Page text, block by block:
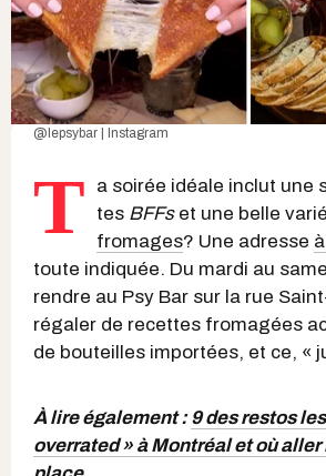
@lepsybar | Instagram
T
a soirée idéale inclut une
tes BFFset une belle
fromages? Une adresse
toute indiquée. Du mardi au
rendre au Psy Bar sur la rue
régaler de recettes fromagées
de bouteilles importées, et ce, «
À lire également :9 des restos
overrated » à Montréal et où aller